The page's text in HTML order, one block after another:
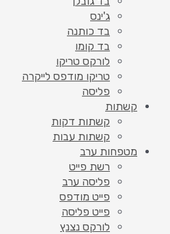
ג'ינס
בד כותנה
בד קומו
לורקס טריקו
טריקו מודפס לייקרה
פליסה
קשתות
קשתות דקות
קשתות עבות
מטפחות ערב
רשת פייט
פליסה ערב
פייט מודפס
פייט פליסה
לורקס נצנץ